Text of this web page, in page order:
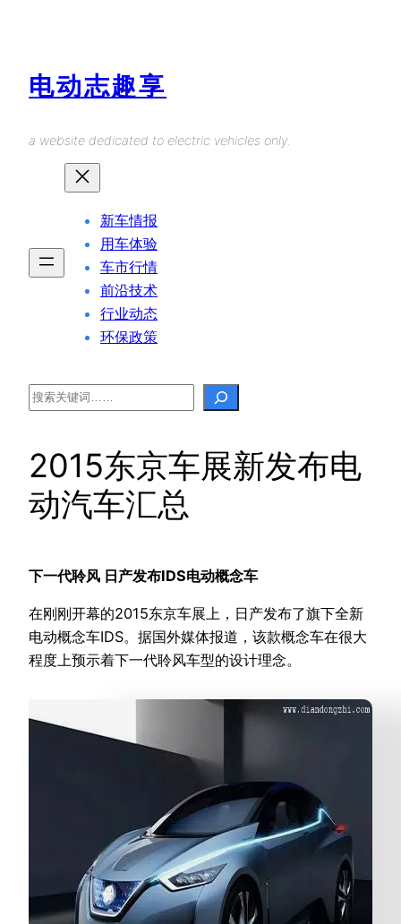
电动志趣享
a website dedicated to electric vehicles only.
新车情报
用车体验
车市行情
前沿技术
行业动态
环保政策
Search
2015东京车展新发布电
动汽车汇总
下一代聆风 日产发布IDS电动概念车
在刚刚开幕的2015东京车展上，日产发布了旗下全新
电动概念车IDS。据国外媒体报道，该款概念车在很大
程度上预示着下一代聆风车型的设计理念。